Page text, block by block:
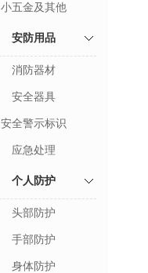
小五金及其他
安防用品
消防器材
安全器具
安全警示标识
应急处理
个人防护
头部防护
手部防护
身体防护